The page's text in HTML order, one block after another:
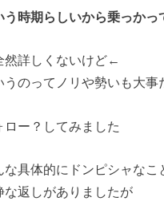
う時期らしいから乗っかっ
然詳しくないけど←
うのってノリや勢いも大事
ロー？してみました
な具体的にドンピシャなこ
な返しがありましたが